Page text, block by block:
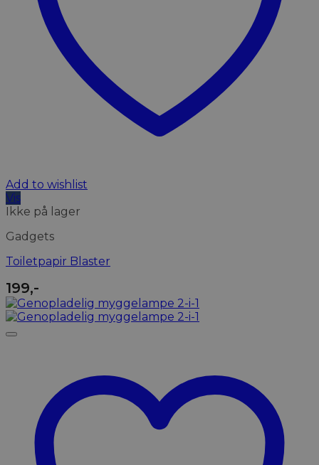
Add to wishlist
Vis
Ikke på lager
Gadgets
Toiletpapir Blaster
199,-